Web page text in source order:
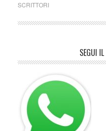
SCRITTORI
SEGUI